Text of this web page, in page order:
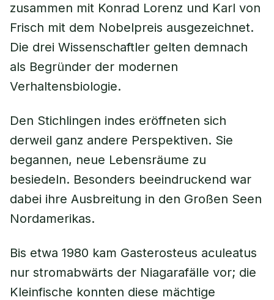
zusammen mit Konrad Lorenz und Karl von
Frisch mit dem Nobelpreis ausgezeichnet.
Die drei Wissenschaftler gelten demnach
als Begründer der modernen
Verhaltensbiologie.
Den Stichlingen indes eröffneten sich
derweil ganz andere Perspektiven. Sie
begannen, neue Lebensräume zu
besiedeln. Besonders beeindruckend war
dabei ihre Ausbreitung in den Großen Seen
Nordamerikas.
Bis etwa 1980 kam Gasterosteus aculeatus
nur stromabwärts der Niagarafälle vor; die
Kleinfische konnten diese mächtige